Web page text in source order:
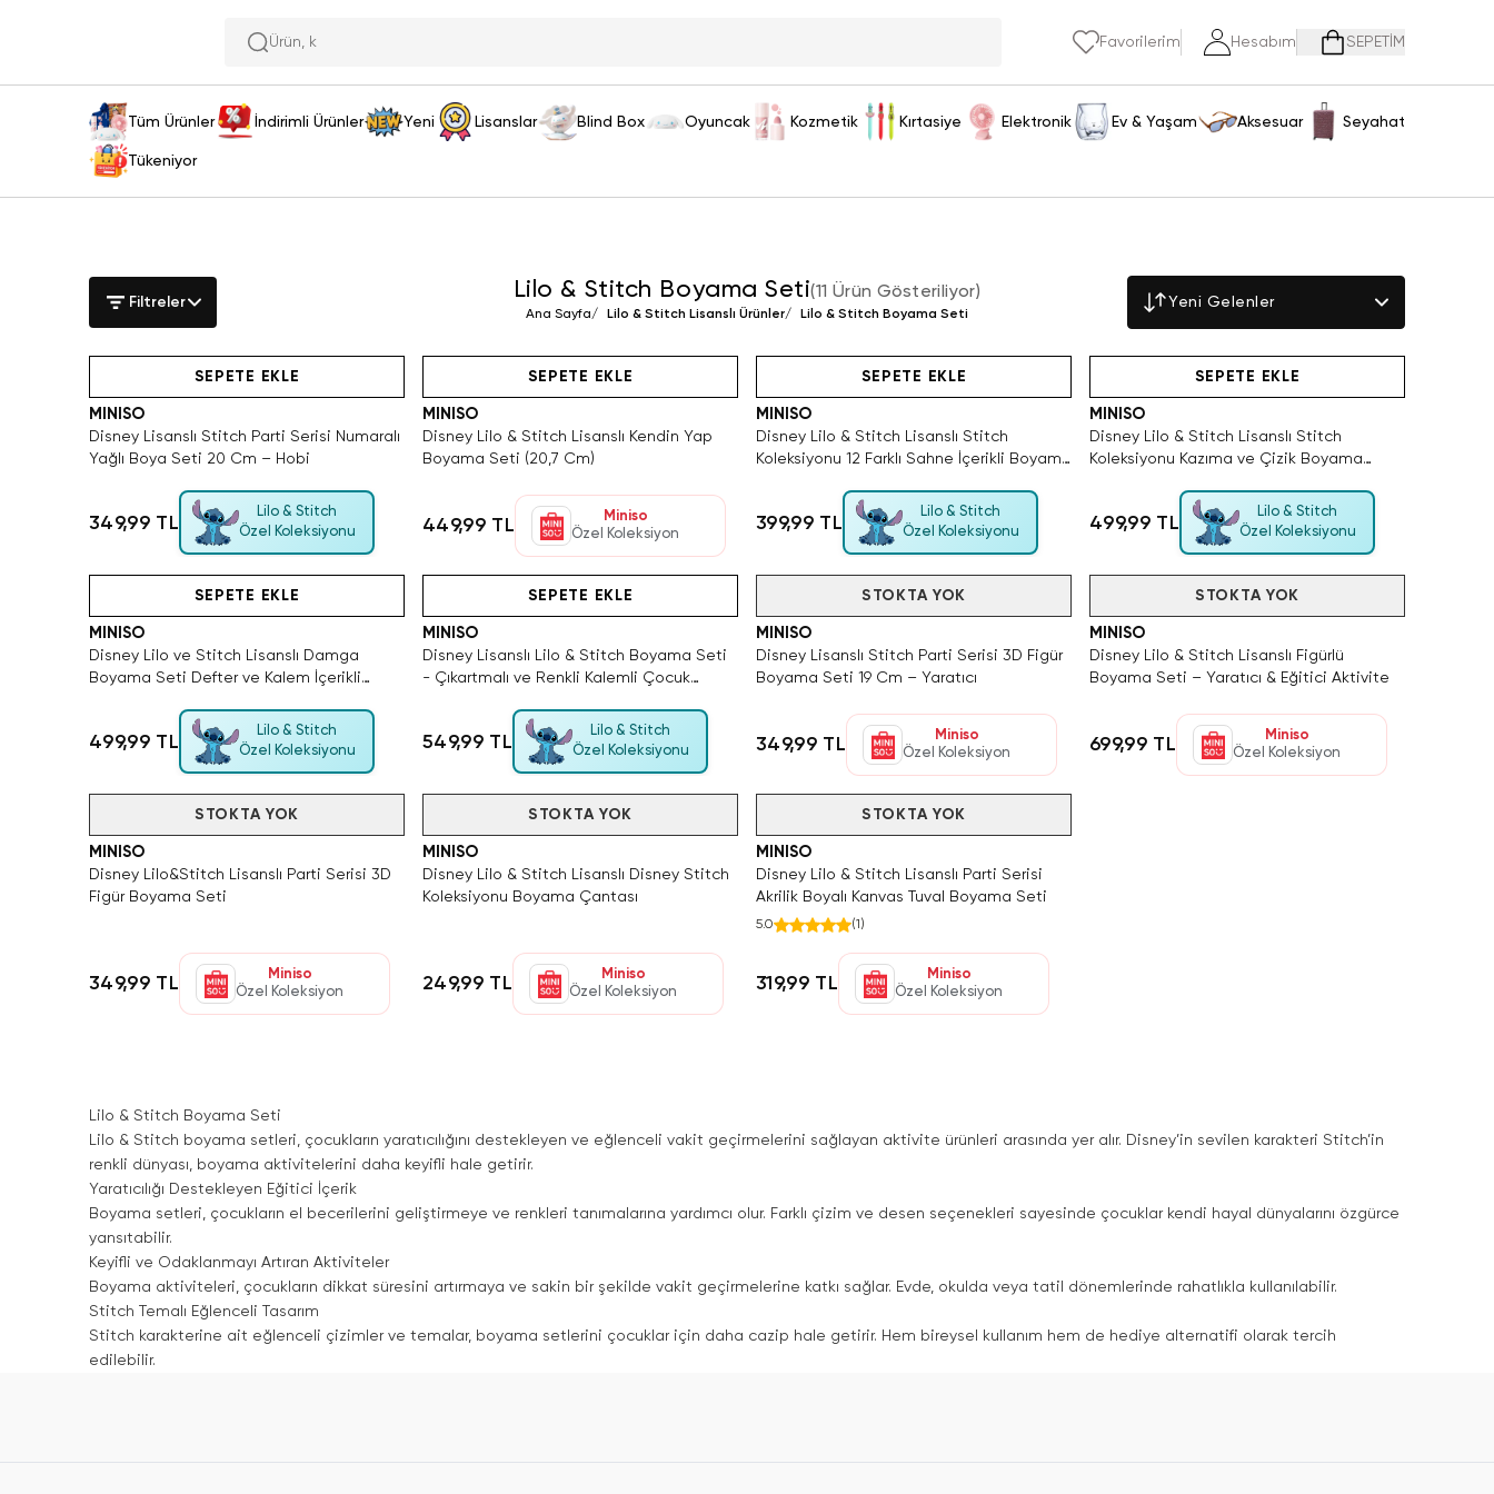
Favorilerim Hesabım SEPETİM
Tüm Ürünler İndirimli Ürünler Yeni Lisanslar Blind Box Oyuncak Kozmetik Kırtasiye Elektronik Ev & Yaşam Aksesuar Seyahat
Tükeniyor
Filtreler Lilo & Stitch Boyama Seti(11 Ürün Gösteriliyor)
Ana Sayfa/ Lilo & Stitch Lisanslı Ürünler/ Lilo & Stitch Boyama Seti
Yeni Gelenler
SEPETE EKLE
MINISO
Disney Lisanslı Stitch Parti Serisi Numaralı
Yağlı Boya Seti 20 Cm – Hobi
349,99 TL
Lilo & Stitch
Özel Koleksiyonu
SEPETE EKLE
MINISO
Disney Lilo & Stitch Lisanslı Kendin Yap
Boyama Seti (20,7 Cm)
449,99 TL
Miniso
Özel Koleksiyon
SEPETE EKLE
MINISO
Disney Lilo & Stitch Lisanslı Stitch
Koleksiyonu 12 Farklı Sahne İçerikli Boyama
399,99 TL
Lilo & Stitch
Özel Koleksiyonu
SEPETE EKLE
MINISO
Disney Lilo & Stitch Lisanslı Stitch
Koleksiyonu Kazıma ve Çizik Boyama
499,99 TL
Lilo & Stitch
Özel Koleksiyonu
SEPETE EKLE
MINISO
Disney Lilo ve Stitch Lisanslı Damga
Boyama Seti Defter ve Kalem İçerikli
499,99 TL
Lilo & Stitch
Özel Koleksiyonu
SEPETE EKLE
MINISO
Disney Lisanslı Lilo & Stitch Boyama Seti
- Çıkartmalı ve Renkli Kalemli Çocuk
549,99 TL
Lilo & Stitch
Özel Koleksiyonu
STOKTA YOK
MINISO
Disney Lisanslı Stitch Parti Serisi 3D Figür
Boyama Seti 19 Cm – Yaratıcı
349,99 TL
Miniso
Özel Koleksiyon
STOKTA YOK
MINISO
Disney Lilo & Stitch Lisanslı Figürlü
Boyama Seti – Yaratıcı & Eğitici Aktivite
699,99 TL
Miniso
Özel Koleksiyon
STOKTA YOK
MINISO
Disney Lilo&Stitch Lisanslı Parti Serisi 3D
Figür Boyama Seti
349,99 TL
Miniso
Özel Koleksiyon
STOKTA YOK
MINISO
Disney Lilo & Stitch Lisanslı Disney Stitch
Koleksiyonu Boyama Çantası
249,99 TL
Miniso
Özel Koleksiyon
STOKTA YOK
MINISO
Disney Lilo & Stitch Lisanslı Parti Serisi
Akrilik Boyalı Kanvas Tuval Boyama Seti
5.0 (1 )
319,99 TL
Miniso
Özel Koleksiyon
Lilo & Stitch Boyama Seti
Lilo & Stitch boyama setleri, çocukların yaratıcılığını destekleyen ve eğlenceli vakit geçirmelerini sağlayan aktivite ürünleri arasında yer alır. Disney’in sevilen karakteri Stitch’in
renkli dünyası, boyama aktivitelerini daha keyifli hale getirir.
Yaratıcılığı Destekleyen Eğitici İçerik
Boyama setleri, çocukların el becerilerini geliştirmeye ve renkleri tanımalarına yardımcı olur. Farklı çizim ve desen seçenekleri sayesinde çocuklar kendi hayal dünyalarını özgürce
yansıtabilir.
Keyifli ve Odaklanmayı Artıran Aktiviteler
Boyama aktiviteleri, çocukların dikkat süresini artırmaya ve sakin bir şekilde vakit geçirmelerine katkı sağlar. Evde, okulda veya tatil dönemlerinde rahatlıkla kullanılabilir.
Stitch Temalı Eğlenceli Tasarım
Stitch karakterine ait eğlenceli çizimler ve temalar, boyama setlerini çocuklar için daha cazip hale getirir. Hem bireysel kullanım hem de hediye alternatifi olarak tercih
edilebilir.